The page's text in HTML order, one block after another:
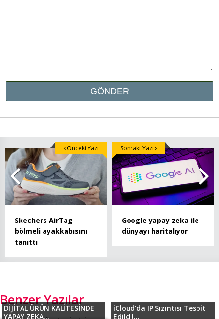
Skechers AirTag
bölmeli ayakkabısını
tanıttı
Önceki Yazı
Google yapay zeka ile
dünyayı haritalıyor
Sonraki Yazı
Benzer Yazılar
DİJİTAL ÜRÜN KALİTESİNDE
YAPAY ZEKA...
iCloud’da IP Sızıntısı Tespit
Edildi!...